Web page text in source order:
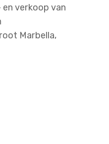
en verkoop van
Marbella,